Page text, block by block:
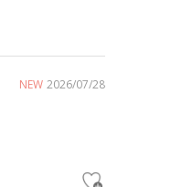
NEW 2026/07/28